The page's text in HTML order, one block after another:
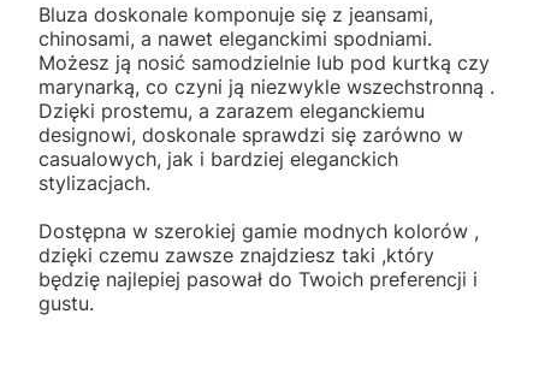
Bluza doskonale komponuje się z jeansami,
chinosami, a nawet eleganckimi spodniami.
Możesz ją nosić samodzielnie lub pod kurtką czy
marynarką, co czyni ją niezwykle wszechstronną .
Dzięki prostemu, a zarazem eleganckiemu
designowi, doskonale sprawdzi się zarówno w
casualowych, jak i bardziej eleganckich
stylizacjach.
Dostępna w szerokiej gamie modnych kolorów ,
dzięki czemu zawsze znajdziesz taki ,który
będzię najlepiej pasował do Twoich preferencji i
gustu.